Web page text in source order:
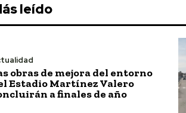
leído
obras de mejora del entorno
Estadio Martínez Valero
a finales de año